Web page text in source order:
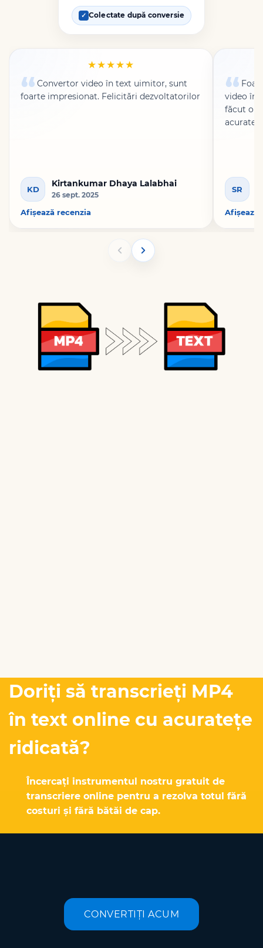
✓ Colectate după conversie
★★★★★
Convertor video în text uimitor, sunt
foarte impresionat. Felicitări dezvoltatorilor
KD
Kirtankumar Dhaya Lalabhai
26 sept. 2025
Afișează recenzia
video
făcut o
SR
Afișează
Doriți să transcrieți MP4
în text online cu acuratețe
ridicată?
Încercați instrumentul nostru gratuit de
transcriere online pentru a rezolva totul fără
costuri și fără bătăi de cap.
CONVERTIȚI ACUM